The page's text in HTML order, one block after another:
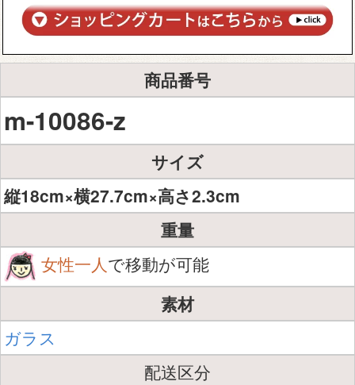
商品番号
m-10086-z
サイズ
縦18cm×横27.7cm×高さ2.3cm
重量
女性一人で移動が可能
素材
ガラス
配送区分